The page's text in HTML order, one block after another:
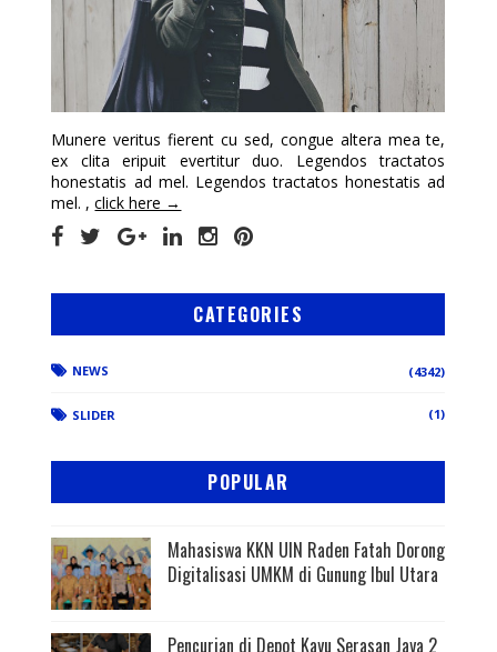
Munere veritus fierent cu sed, congue altera mea te,
ex clita eripuit evertitur duo. Legendos tractatos
honestatis ad mel. Legendos tractatos honestatis ad
mel. ,click here →
CATEGORIES
NEWS (4342)
SLIDER (1)
POPULAR
Mahasiswa KKN UIN Raden Fatah Dorong
Digitalisasi UMKM di Gunung Ibul Utara
Pencurian di Depot Kayu Serasan Jaya 2